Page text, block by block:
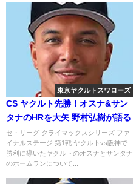
東京ヤクルトスワローズ
CS ヤクルト先勝！オスナ&サン
タナのHRを大矢 野村弘樹が語る
セ・リーグ クライマックスシリーズ ファ
イナルステージ 第1戦 ヤクルトvs阪神で
勝利に導いたヤクルトのオスナとサンタナ
のホームランについて...